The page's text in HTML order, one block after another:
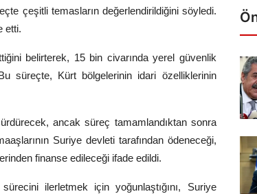
çeşitli temasların değerlendirildiğini söyledi.
etti.
belirterek, 15 bin civarında yerel güvenlik
süreçte, Kürt bölgelerinin idari özelliklerinin
ancak süreç tamamlandıktan sonra
Suriye devleti tarafından ödeneceği,
finanse edileceği ifade edildi.
ilerletmek için yoğunlaştığını, Suriye